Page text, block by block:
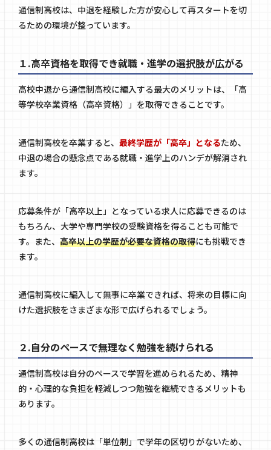
通信制高校は、中退を経験した方が安心して再スタートを切
るための環境が整っています。
１.高卒資格を取得でき就職・進学の選択肢が広がる
高校中退から通信制高校に編入する最大のメリットは、「高
等学校卒業資格（高卒資格）」を取得できることです。
通信制高校を卒業すると、 最終学歴が「高卒」となるため、
中退の場合の懸念点である就職・進学上のハンデが解消され
ます。
応募条件が「高卒以上」となっている求人に応募できるのは
もちろん、大学や専門学校の受験資格を得ることも可能で
す。また、 高卒以上の学歴が必要な資格の取得にも挑戦でき
ます。
通信制高校に編入して無事に卒業できれば、将来の目標に向
けた選択肢をさまざまな形で広げられるでしょう。
２.自分のペースで無理なく勉強を続けられる
通信制高校は自分のペースで学習を進められるため、精神
的・心理的な負担を軽減しつつ勉強を継続できるメリットも
あります。
多くの通信制高校は「単位制」で学年の区切りがないため、